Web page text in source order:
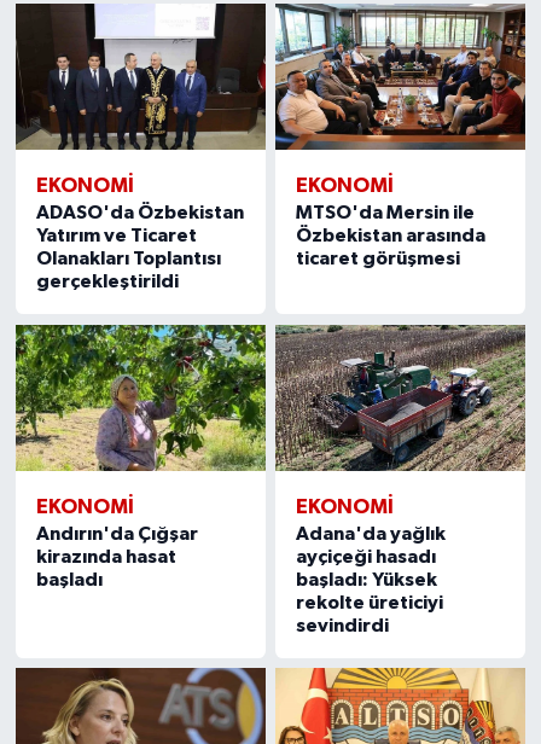
EKONOMİ
ADASO'da Özbekistan
Yatırım ve Ticaret
Olanakları Toplantısı
gerçekleştirildi
EKONOMİ
MTSO'da Mersin ile
Özbekistan arasında
ticaret görüşmesi
EKONOMİ
Andırın'da Çığşar
kirazında hasat
başladı
EKONOMİ
Adana'da yağlık
ayçiçeği hasadı
başladı: Yüksek
rekolte üreticiyi
sevindirdi